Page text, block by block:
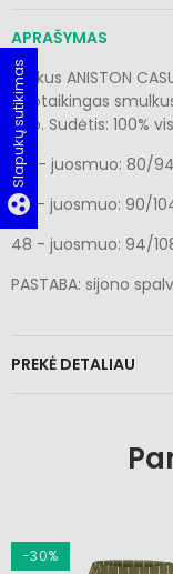
APRAŠYMAS
Ryškus ANISTON
nuotaikingas
ilgio. Sudėtis: 100%
44 - juosmuo: 80/
46 - juosmuo: 90/
48 - juosmuo: 94/
PASTABA: sijono
PREKĖ DETALIAU
−30%
group_work
Slapukų sutikimas